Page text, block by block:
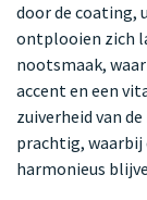
door de coating,
ontplooien zich
nootsmaak,
accent en een
zuiverheid van
prachtig, waarbij
harmonieus